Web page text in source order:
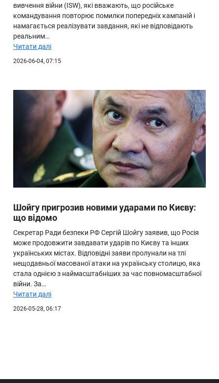
вивчення війни (ISW), які вважають, що російське
командування повторює помилки попередніх кампаній і
намагається реалізувати завдання, які не відповідають
реальним…
Читати далі
2026-06-04, 07:15
Шойгу пригрозив новими ударами по Києву:
що відомо
Секретар Ради безпеки РФ Сергій Шойгу заявив, що Росія
може продовжити завдавати ударів по Києву та інших
українських містах. Відповідні заяви пролунали на тлі
нещодавньої масованої атаки на українську столицю, яка
стала однією з наймасштабніших за час повномасштабної
війни. За…
Читати далі
2026-05-28, 06:17